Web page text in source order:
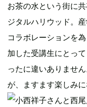
お茶の水という街に
ジタルハリウッド。
コラボレーションを
加した受講生にとっ
ったに違いありませ
が、ますます楽しみに